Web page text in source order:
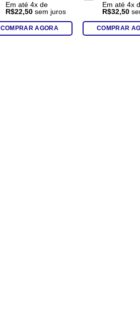
Em até4x de
R$22,50 sem juros
COMPRAR AGORA
Em até 4x
R$32,50
COMPRAR